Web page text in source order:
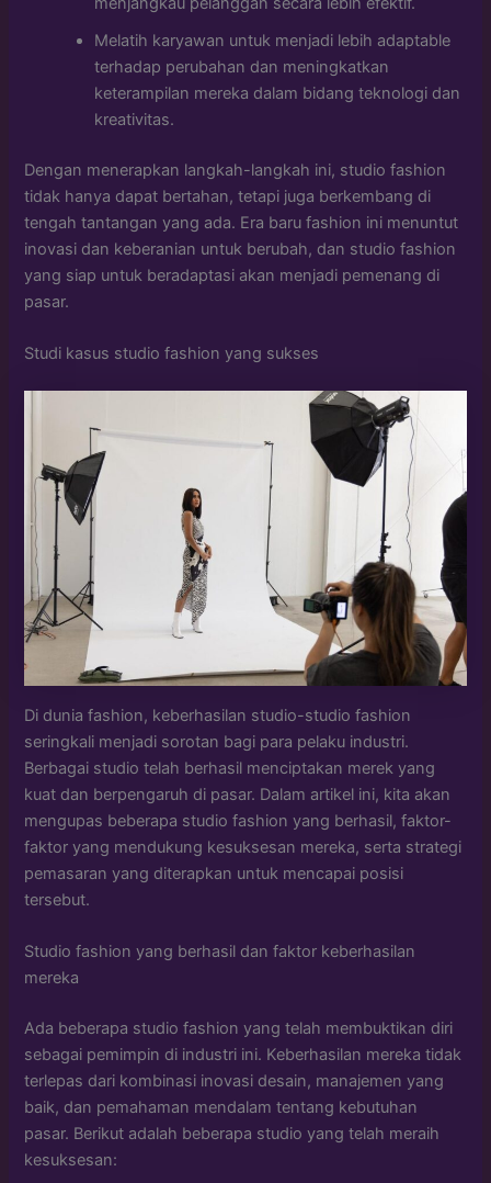
Melatih karyawan untuk menjadi lebih adaptable
terhadap perubahan dan meningkatkan
keterampilan mereka dalam bidang teknologi dan
kreativitas.
Dengan menerapkan langkah-langkah ini, studio fashion
tidak hanya dapat bertahan, tetapi juga berkembang di
tengah tantangan yang ada. Era baru fashion ini menuntut
inovasi dan keberanian untuk berubah, dan studio fashion
yang siap untuk beradaptasi akan menjadi pemenang di
pasar.
Studi kasus studio fashion yang sukses
Di dunia fashion, keberhasilan studio-studio fashion
seringkali menjadi sorotan bagi para pelaku industri.
Berbagai studio telah berhasil menciptakan merek yang
kuat dan berpengaruh di pasar. Dalam artikel ini, kita akan
mengupas beberapa studio fashion yang berhasil, faktor-
faktor yang mendukung kesuksesan mereka, serta strategi
pemasaran yang diterapkan untuk mencapai posisi
tersebut.
Studio fashion yang berhasil dan faktor keberhasilan
mereka
Ada beberapa studio fashion yang telah membuktikan diri
sebagai pemimpin di industri ini. Keberhasilan mereka tidak
terlepas dari kombinasi inovasi desain, manajemen yang
baik, dan pemahaman mendalam tentang kebutuhan
pasar. Berikut adalah beberapa studio yang telah meraih
kesuksesan: